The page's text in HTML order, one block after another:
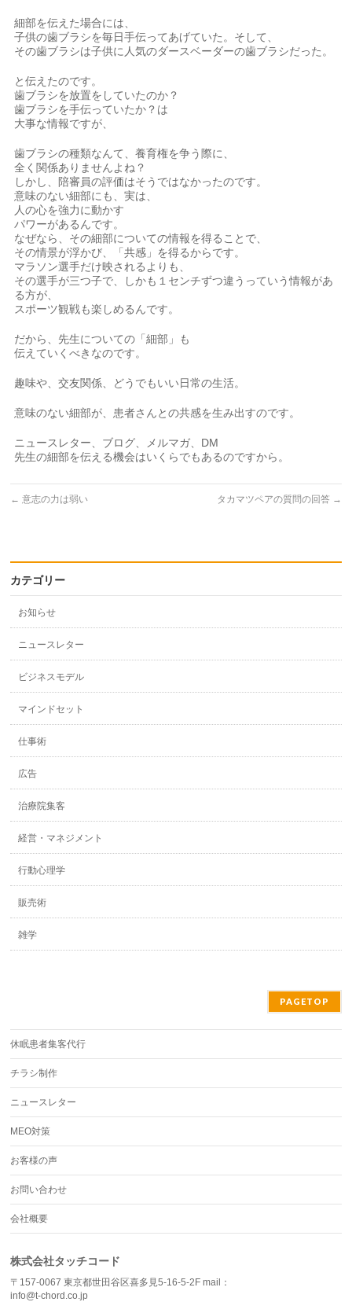
細部を伝えた場合には、
子供の歯ブラシを毎日手伝ってあげていた。そして、
その歯ブラシは子供に人気のダースベーダーの歯ブラシだった。
と伝えたのです。
歯ブラシを放置をしていたのか？
歯ブラシを手伝っていたか？は
大事な情報ですが、
歯ブラシの種類なんて、養育権を争う際に、
全く関係ありませんよね？
しかし、陪審員の評価はそうではなかったのです。
意味のない細部にも、実は、
人の心を強力に動かす
パワーがあるんです。
なぜなら、その細部についての情報を得ることで、
その情景が浮かび、「共感」を得るからです。
マラソン選手だけ映されるよりも、
その選手が三つ子で、しかも１センチずつ違うっていう情報があ
る方が、
スポーツ観戦も楽しめるんです。
だから、先生についての「細部」も
伝えていくべきなのです。
趣味や、交友関係、どうでもいい日常の生活。
意味のない細部が、患者さんとの共感を生み出すのです。
ニュースレター、ブログ、メルマガ、DM
先生の細部を伝える機会はいくらでもあるのですから。
← 意志の力は弱い タカマツペアの質問の回答 →
カテゴリー
お知らせ
ニュースレター
ビジネスモデル
マインドセット
仕事術
広告
治療院集客
経営・マネジメント
行動心理学
販売術
雑学
PAGETOP
休眠患者集客代行
チラシ制作
ニュースレター
MEO対策
お客様の声
お問い合わせ
会社概要
株式会社タッチコード
〒157-0067 東京都世田谷区喜多見5-16-5-2F mail：
info@t-chord.co.jp